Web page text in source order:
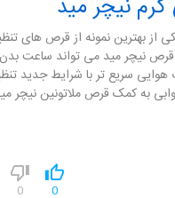
مید یکی از بهترین نمونه از قرص های
نیچر مید می تواند ساعت بدن
هوایی سریع تر با شرایط جدید
به کمک قرص ملاتونین نیچر
0
0